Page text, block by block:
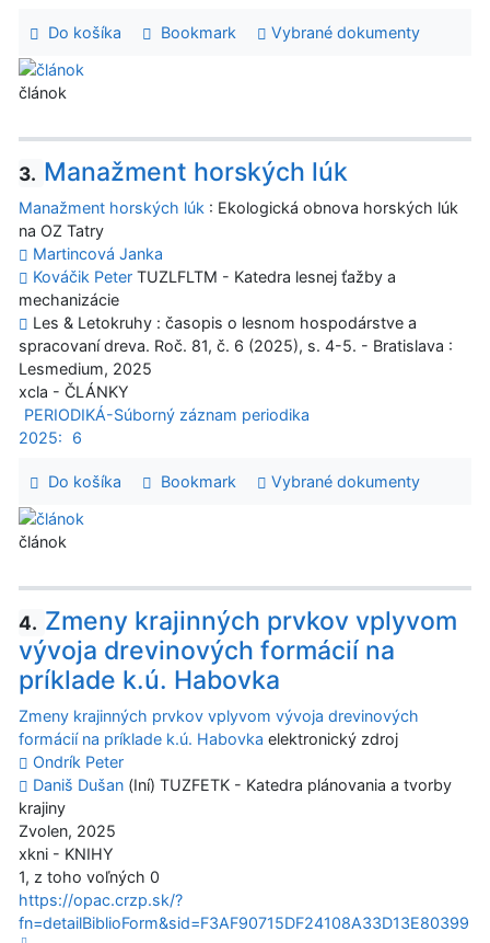
Do košíka Bookmark Vybrané dokumenty
článok
3. Manažment horských lúk
Manažment horských lúk : Ekologická obnova horských lúk
na OZ Tatry
Martincová Janka
Kováčik Peter TUZLFLTM - Katedra lesnej ťažby a
mechanizácie
Les & Letokruhy : časopis o lesnom hospodárstve a
spracovaní dreva. Roč. 81, č. 6 (2025), s. 4-5. - Bratislava :
Lesmedium, 2025
xcla - ČLÁNKY
PERIODIKÁ-Súborný záznam periodika
2025:
6
Do košíka Bookmark Vybrané dokumenty
článok
4. Zmeny krajinných prvkov vplyvom
vývoja drevinových formácií na
príklade k.ú. Habovka
Zmeny krajinných prvkov vplyvom vývoja drevinových
formácií na príklade k.ú. Habovka elektronický zdroj
Ondrík Peter
Daniš Dušan (Iní) TUZFETK - Katedra plánovania a tvorby
krajiny
Zvolen, 2025
xkni - KNIHY
1, z toho voľných 0
https://opac.crzp.sk/?
fn=detailBiblioForm&sid=F3AF90715DF24108A33D13E80399